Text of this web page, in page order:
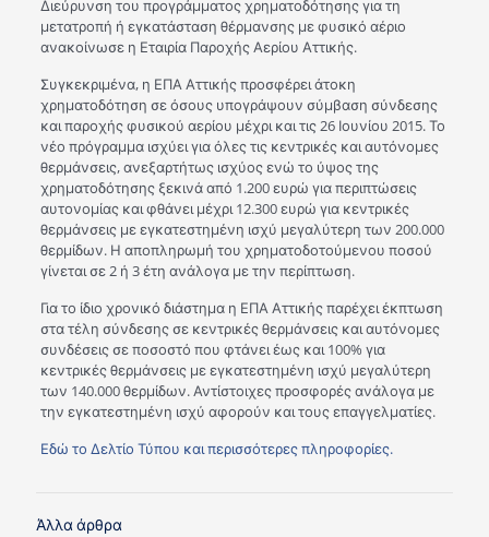
Διεύρυνση του προγράμματος χρηματοδότησης για τη
μετατροπή ή εγκατάσταση θέρμανσης με φυσικό αέριο
ανακοίνωσε η Εταιρία Παροχής Αερίου Αττικής.
Συγκεκριμένα, η ΕΠΑ Αττικής προσφέρει άτοκη
χρηματοδότηση σε όσους υπογράψουν σύμβαση σύνδεσης
και παροχής φυσικού αερίου μέχρι και τις 26 Ιουνίου 2015. Το
νέο πρόγραμμα ισχύει για όλες τις κεντρικές και αυτόνομες
θερμάνσεις, ανεξαρτήτως ισχύος ενώ το ύψος της
χρηματοδότησης ξεκινά από 1.200 ευρώ για περιπτώσεις
αυτονομίας και φθάνει μέχρι 12.300 ευρώ για κεντρικές
θερμάνσεις με εγκατεστημένη ισχύ μεγαλύτερη των 200.000
θερμίδων. Η αποπληρωμή του χρηματοδοτούμενου ποσού
γίνεται σε 2 ή 3 έτη ανάλογα με την περίπτωση.
Για το ίδιο χρονικό διάστημα η ΕΠΑ Αττικής παρέχει έκπτωση
στα τέλη σύνδεσης σε κεντρικές θερμάνσεις και αυτόνομες
συνδέσεις σε ποσοστό που φτάνει έως και 100% για
κεντρικές θερμάνσεις με εγκατεστημένη ισχύ μεγαλύτερη
των 140.000 θερμίδων. Αντίστοιχες προσφορές ανάλογα με
την εγκατεστημένη ισχύ αφορούν και τους επαγγελματίες.
Εδώ το Δελτίο Τύπου και περισσότερες πληροφορίες.
Άλλα άρθρα